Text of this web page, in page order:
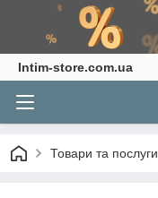
Intim-store.com.ua
Товари та послуги